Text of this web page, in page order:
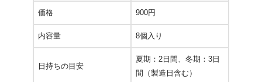
価格 900円
内容量 8個入り
日持ちの目安
夏期：2日間、冬期：3日
間（製造日含む）